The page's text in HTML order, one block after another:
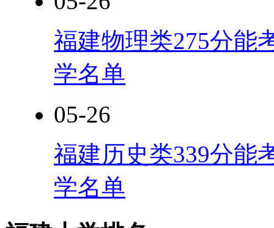
福建物理类275分能
学名单
05-26
福建历史类339分能
学名单